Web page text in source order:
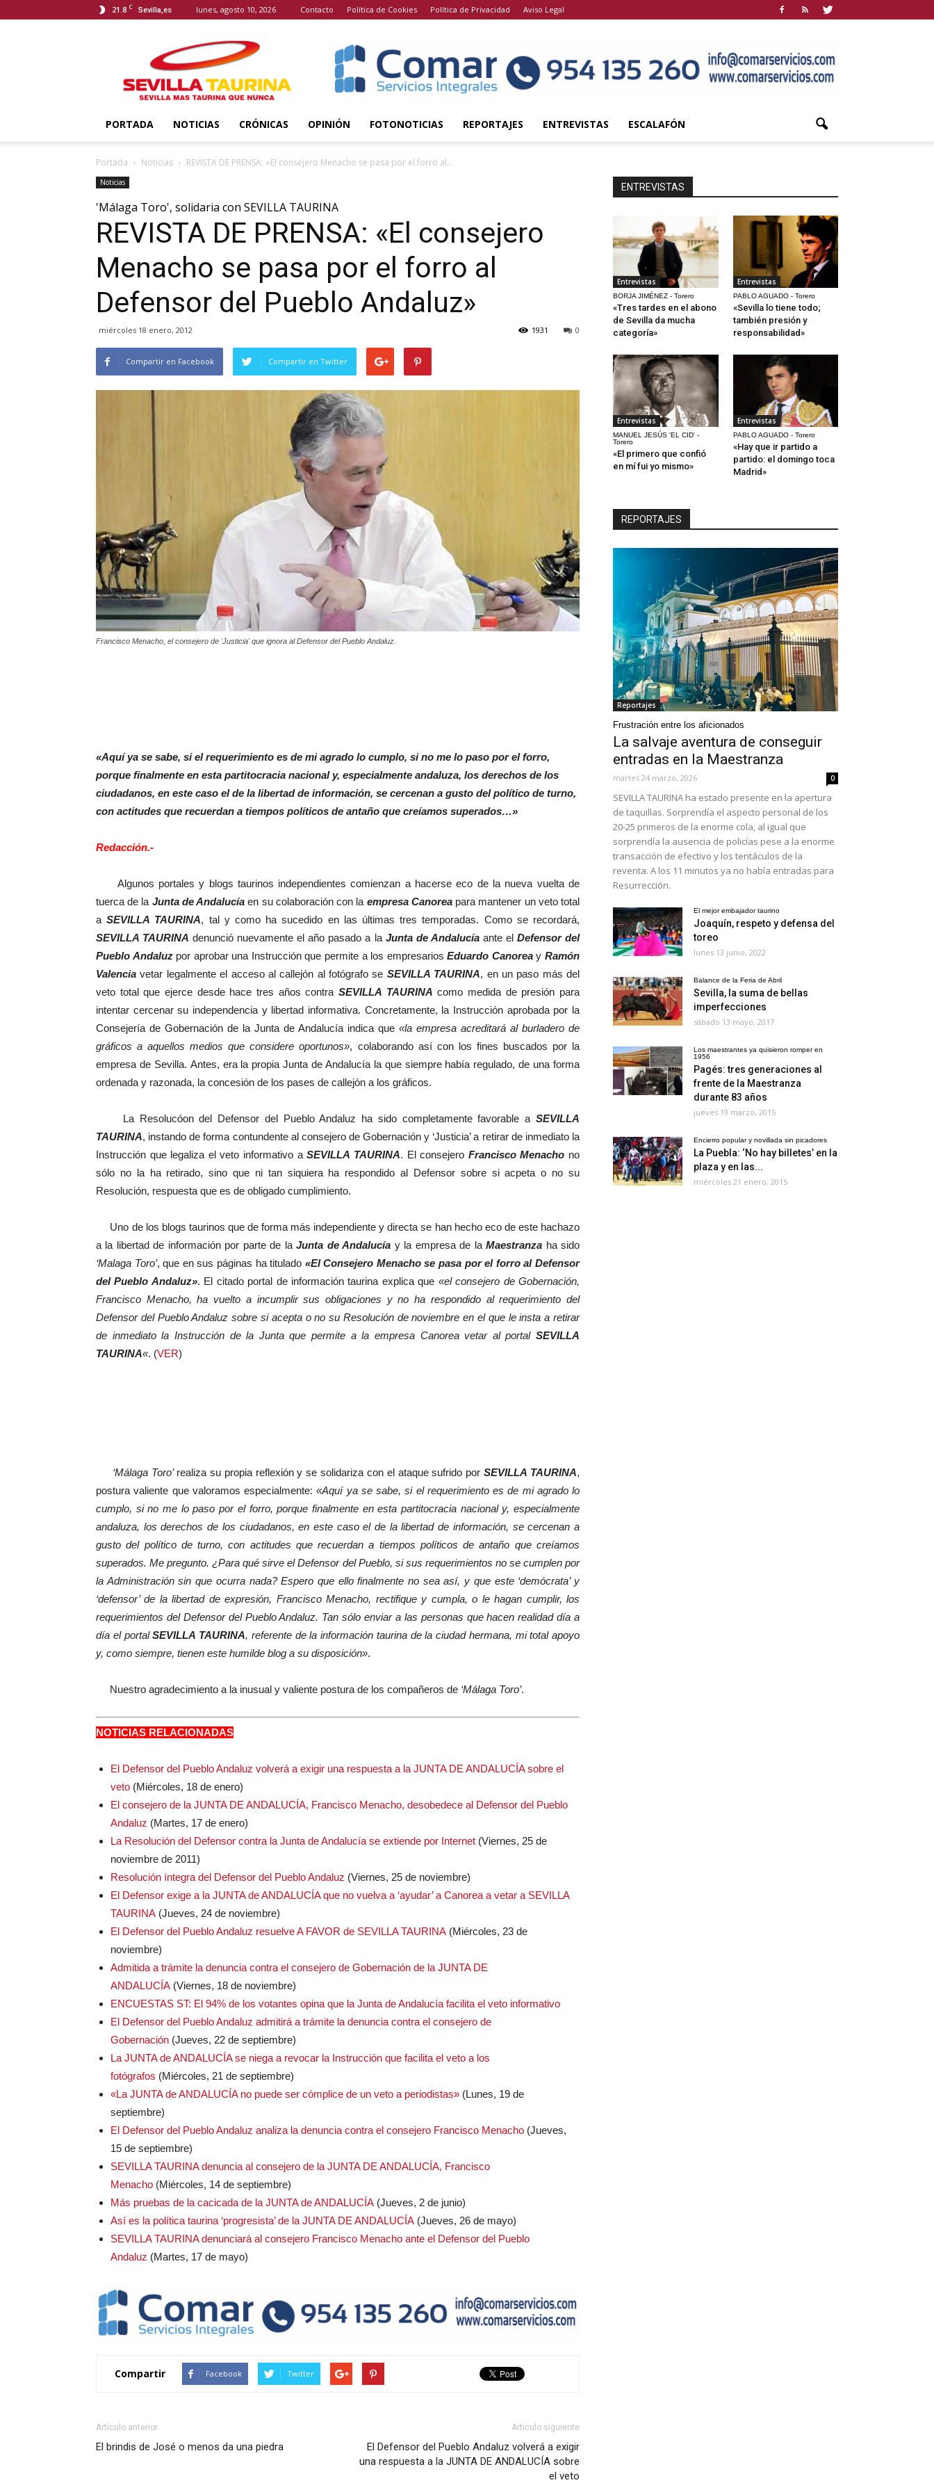
21.8 C Sevilla,es lunes, agosto 10, 2026 Contacto Política de Cookies Política de Privacidad Aviso Legal
Taurina
PORTADA NOTICIAS CRÓNICAS OPINIÓN FOTONOTICIAS REPORTAJES ENTREVISTAS ESCALAFÓN
Portada Noticias REVISTA DE PRENSA: «El consejero Menacho se pasa por el forro al...
Noticias
'Málaga Toro', solidaria con SEVILLA TAURINA
REVISTA DE PRENSA: «El consejero
Menacho se pasa por el forro al
Defensor del Pueblo Andaluz»
miércoles 18 enero, 2012 0
1931
Compartir en Facebook Compartir en Twitter
Francisco Menacho, el consejero de 'Justicia' que ignora al Defensor del Pueblo Andaluz.
«Aquí ya se sabe, si el requerimiento es de mi agrado lo cumplo, si no me lo paso por el forro,
porque finalmente en esta partitocracia nacional y, especialmente andaluza, los derechos de los
ciudadanos, en este caso el de la libertad de información, se cercenan a gusto del político de turno,
con actitudes que recuerdan a tiempos políticos de antaño que creíamos superados…»
Redacción.-
Algunos portales y blogs taurinos independientes comienzan a hacerse eco de la nueva vuelta de
tuerca de la Junta de Andalucía en su colaboración con la empresa Canoreapara mantener un veto total
aSEVILLA TAURINA, tal y como ha sucedido en las últimas tres temporadas. Como se recordará,
SEVILLA TAURINA denunció nuevamente el año pasado a la Junta de Andalucíaante elDefensor del
Pueblo Andaluzpor aprobar una Instrucción que permite a los empresariosEduardo CanoreayRamón
Valencia vetar legalmente el acceso al callejón al fotógrafo se SEVILLA TAURINA, en un paso más del
veto total que ejerce desde hace tres años contra SEVILLA TAURINA como medida de presión para
intentar cercenar su independencia y libertad informativa. Concretamente, la Instrucción aprobada por la
Consejería de Gobernación de la Junta de Andalucía indica que «la empresa acreditará al burladero de
gráficos a aquellos medios que considere oportunos», colaborando así con los fines buscados por la
empresa de Sevilla. Antes, era la propia Junta de Andalucía la que siempre había regulado, de una forma
ordenada y razonada, la concesión de los pases de callejón a los gráficos.
La Resolucóon del Defensor del Pueblo Andaluz ha sido completamente favorable a SEVILLA
TAURINA, instando de forma contundente al consejero de Gobernación y ‘Justicia’ a retirar de inmediato la
Instrucción que legaliza el veto informativo aSEVILLA TAURINA. El consejero Francisco Menacho no
sólo no la ha retirado, sino que ni tan siquiera ha respondido al Defensor sobre si acpeta o no su
Resolución, respuesta que es de obligado cumplimiento.
Uno de los blogs taurinos que de forma más independiente y directa se han hecho eco de este hachazo
a la libertad de información por parte de laJunta de Andalucía y la empresa de laMaestranza ha sido
‘Malaga Toro’, que en sus páginas ha titulado «El Consejero Menacho se pasa por el forro al Defensor
del Pueblo Andaluz». El citado portal de información taurina explica que «el consejero de Gobernación,
Francisco Menacho, ha vuelto a incumplir sus obligaciones y no ha respondido al requerimiento del
Defensor del Pueblo Andaluz sobre si acepta o no su Resolución de noviembre en el que le insta a retirar
de inmediato la Instrucción de la Junta que permite a la empresa Canorea vetar al portal SEVILLA
TAURINA«. (VER)
‘Málaga Toro’ realiza su propia reflexión y se solidariza con el ataque sufrido porSEVILLA TAURINA,
postura valiente que valoramos especialmente:«Aquí ya se sabe, si el requerimiento es de mi agrado lo
cumplo, si no me lo paso por el forro, porque finalmente en esta partitocracia nacional y, especialmente
andaluza, los derechos de los ciudadanos, en este caso el de la libertad de información, se cercenan a
gusto del político de turno, con actitudes que recuerdan a tiempos políticos de antaño que creíamos
superados. Me pregunto. ¿Para qué sirve el Defensor del Pueblo, si sus requerimientos no se cumplen por
la Administración sin que ocurra nada? Espero que ello finalmente no sea así, y que este ‘demócrata’ y
‘defensor’ de la libertad de expresión, Francisco Menacho, rectifique y cumpla, o le hagan cumplir, los
requerimientos del Defensor del Pueblo Andaluz. Tan sólo enviar a las personas que hacen realidad día a
día el portalSEVILLA TAURINA, referente de la información taurina de la ciudad hermana, mi total apoyo
y, como siempre, tienen este humilde blog a su disposición».
Nuestro agradecimiento a la inusual y valiente postura de los compañeros de ‘Málaga Toro’.
NOTICIAS RELACIONADAS
El Defensor del Pueblo Andaluz volverá a exigir una respuesta a la JUNTA DE ANDALUCÍA sobre el
veto (Miércoles, 18 de enero)
El consejero de la JUNTA DE ANDALUCÍA, Francisco Menacho, desobedece al Defensor del Pueblo
Andaluz (Martes, 17 de enero)
La Resolución del Defensor contra la Junta de Andalucía se extiende por Internet (Viernes, 25 de
noviembre de 2011)
Resolución íntegra del Defensor del Pueblo Andaluz (Viernes, 25 de noviembre)
El Defensor exige a la JUNTA de ANDALUCÍA que no vuelva a ‘ayudar’ a Canorea a vetar a SEVILLA
TAURINA (Jueves, 24 de noviembre)
El Defensor del Pueblo Andaluz resuelve A FAVOR de SEVILLA TAURINA (Miércoles, 23 de
noviembre)
Admitida a trámite la denuncia contra el consejero de Gobernación de la JUNTA DE
ANDALUCÍA (Viernes, 18 de noviembre)
ENCUESTAS ST: El 94% de los votantes opina que la Junta de Andalucía facilita el veto informativo
El Defensor del Pueblo Andaluz admitirá a trámite la denuncia contra el consejero de
Gobernación (Jueves, 22 de septiembre)
La JUNTA de ANDALUCÍA se niega a revocar la Instrucción que facilita el veto a los
fotógrafos (Miércoles, 21 de septiembre)
«La JUNTA de ANDALUCÍA no puede ser cómplice de un veto a periodistas» (Lunes, 19 de
septiembre)
El Defensor del Pueblo Andaluz analiza la denuncia contra el consejero Francisco Menacho (Jueves,
15 de septiembre)
SEVILLA TAURINA denuncia al consejero de la JUNTA DE ANDALUCÍA, Francisco
Menacho (Miércoles, 14 de septiembre)
Más pruebas de la cacicada de la JUNTA de ANDALUCÍA (Jueves, 2 de junio)
Así es la política taurina ‘progresista’ de la JUNTA DE ANDALUCÍA (Jueves, 26 de mayo)
SEVILLA TAURINA denunciará al consejero Francisco Menacho ante el Defensor del Pueblo
Andaluz (Martes, 17 de mayo)
Compartir Facebook Twitter
Artículo anterior
El brindis de José o menos da una piedra
Artículo siguiente
El Defensor del Pueblo Andaluz volverá a exigir
una respuesta a la JUNTA DE ANDALUCÍA sobre
el veto
ENTREVISTAS
Entrevistas
BORJA JIMÉNEZ - Torero
«Tres tardes en el abono
de Sevilla da mucha
categoría»
Entrevistas
PABLO AGUADO - Torero
«Sevilla lo tiene todo;
también presión y
responsabilidad»
Entrevistas
MANUEL JESÚS 'EL CID' -
Torero
«El primero que confió
en mí fui yo mismo»
Entrevistas
PABLO AGUADO - Torero
«Hay que ir partido a
partido: el domingo toca
Madrid»
REPORTAJES
Reportajes
Frustración entre los aficionados
La salvaje aventura de conseguir
entradas en la Maestranza
martes 24 marzo, 2026 0
SEVILLA TAURINA ha estado presente en la apertura
de taquillas. Sorprendía el aspecto personal de los
20-25 primeros de la enorme cola, al igual que
sorprendía la ausencia de policías pese a la enorme
transacción de efectivo y los tentáculos de la
reventa. A los 11 minutos ya no había entradas para
Resurrección.
El mejor embajador taurino
Joaquín, respeto y defensa del
toreo
lunes 13 junio, 2022
Balance de la Feria de Abril
Sevilla, la suma de bellas
imperfecciones
sábado 13 mayo, 2017
Los maestrantes ya quisieron romper en
1956
Pagés: tres generaciones al
frente de la Maestranza
durante 83 años
jueves 19 marzo, 2015
Encierro popular y novillada sin picadores
La Puebla: ‘No hay billetes’ en la
plaza y en las...
miércoles 21 enero, 2015